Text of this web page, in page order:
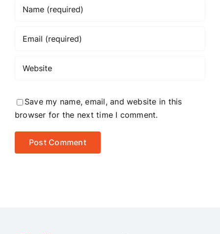
Save my name, email, and website in this
browser for the next time I comment.